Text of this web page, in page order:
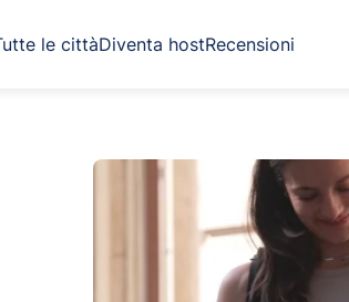
le cittàDiventa hostRecensioni